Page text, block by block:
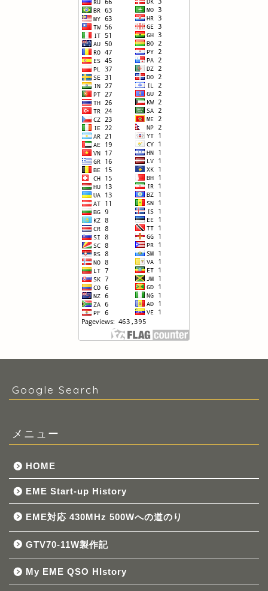
Google Search
メニュー
HOME
EME Start-up History
EME対応 430MHz 500Wへの道のり
GTV70-11W製作記
My EME QSO HIstory